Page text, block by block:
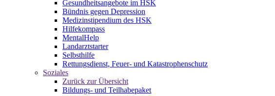
Gesundheitsangebote im HSK
Bündnis gegen Depression
Medizinstipendium des HSK
Hilfekompass
MentalHelp
Landarztstarter
Selbsthilfe
Rettungsdienst, Feuer- und Katastrophenschutz
Soziales
Zurück zur Übersicht
Bildungs- und Teilhabepaket